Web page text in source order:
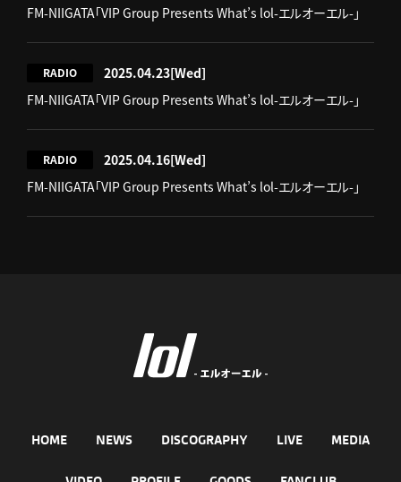
FM-NIIGATA「VIP Group Presents What’s lol-エルオーエル-」
RADIO 2025.04.23[Wed]
FM-NIIGATA「VIP Group Presents What’s lol-エルオーエル-」
RADIO 2025.04.16[Wed]
FM-NIIGATA「VIP Group Presents What’s lol-エルオーエル-」
HOME NEWS DISCOGRAPHY LIVE MEDIA